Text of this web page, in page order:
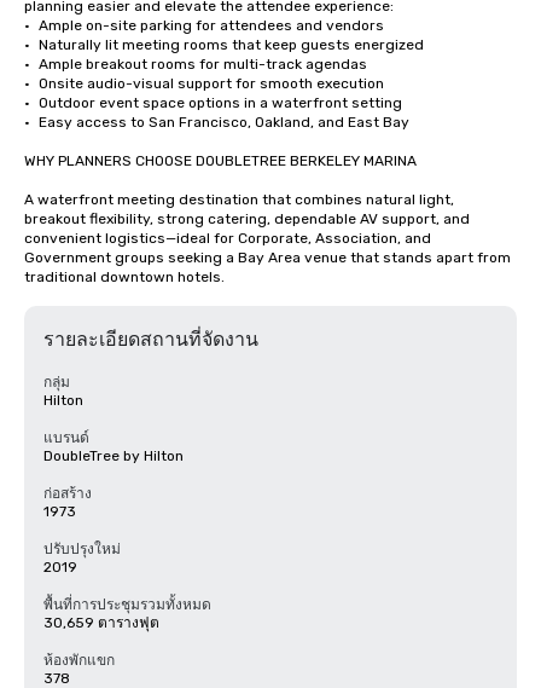
planning easier and elevate the attendee experience:
•	Ample on-site parking for attendees and vendors
•	Naturally lit meeting rooms that keep guests energized
•	Ample breakout rooms for multi-track agendas
•	Onsite audio-visual support for smooth execution
•	Outdoor event space options in a waterfront setting
•	Easy access to San Francisco, Oakland, and East Bay
WHY PLANNERS CHOOSE DOUBLETREE BERKELEY MARINA
A waterfront meeting destination that combines natural light,
breakout flexibility, strong catering, dependable AV support, and
convenient logistics—ideal for Corporate, Association, and
Government groups seeking a Bay Area venue that stands apart from
traditional downtown hotels.
รายละเอียดสถานที่จัดงาน
กลุ่ม
Hilton
แบรนด์
DoubleTree by Hilton
ก่อสร้าง
1973
ปรับปรุงใหม่
2019
พื้นที่การประชุมรวมทั้งหมด
30,659 ตารางฟุต
ห้องพักแขก
378